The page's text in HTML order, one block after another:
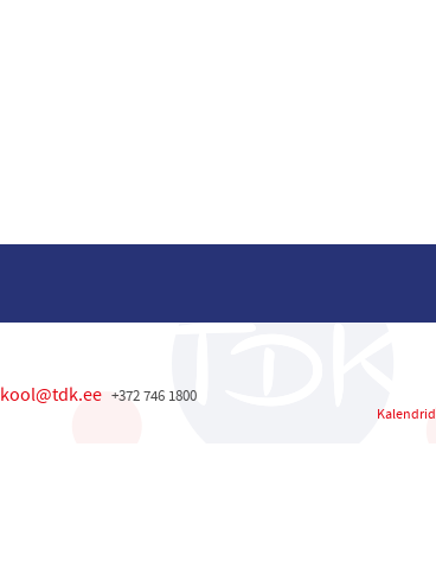
Kalendrid
kool@tdk.ee +372 746 1800